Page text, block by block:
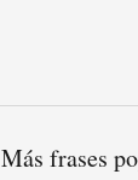
Más frases